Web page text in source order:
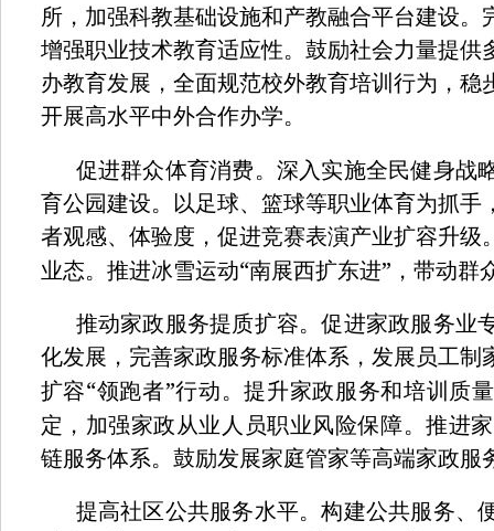
所，加强科教基础设施和产教融合平台建设。
增强职业技术教育适应性。鼓励社会力量提供
办教育发展，全面规范校外教育培训行为，稳
开展高水平中外合作办学。
促进群众体育消费。深入实施全民健身战
育公园建设。以足球、篮球等职业体育为抓手
者观感、体验度，促进竞赛表演产业扩容升级
业态。推进冰雪运动“南展西扩东进” ，带动群
推动家政服务提质扩容。促进家政服务业
化发展，完善家政服务标准体系，发展员工制
扩容“领跑者”行动。提升家政服务和培训质
定，加强家政从业人员职业风险保障。推进
链服务体系。鼓励发展家庭管家等高端家政服
提高社区公共服务水平。构建公共服务、